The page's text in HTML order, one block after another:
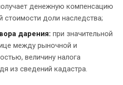
денежную компенсацию
стоимости доли наследства;
дарения: при значительной
между рыночной и
величину налога
из сведений кадастра.